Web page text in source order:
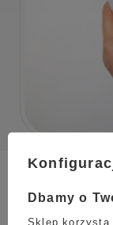
Efekt i opinia
Kawa ziarnista
Dbamy o
Sklep korzysta